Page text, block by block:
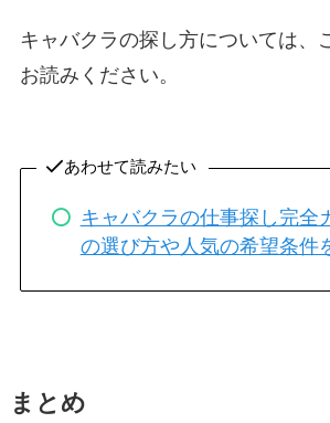
キャバクラの探し方については、
お読みください。
あわせて読みたい
キャバクラの仕事探し完全
の選び方や人気の希望条件
まとめ